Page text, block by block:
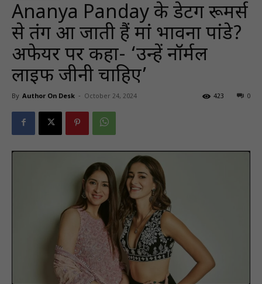
Ananya Panday के डेटिंग रूमर्स
से तंग आ जाती हैं मां भावना पांडे?
अफेयर पर कहा- ‘उन्हें नॉर्मल
लाइफ जीनी चाहिए’
By Author On Desk - October 24, 2024 0
423